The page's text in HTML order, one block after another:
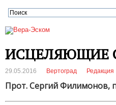
ИСЦЕЛЯЮЩИЕ
29.05.2016 Вертоград Редакция
Прот. Сергий Филимонов,